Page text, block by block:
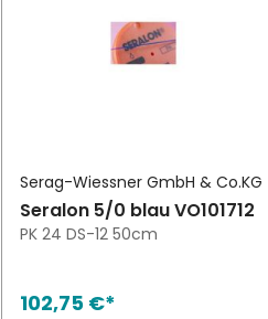
Serag-Wiessner GmbH & Co.KG
Seralon 5/0 blau VO101712
PK 24 DS-12 50cm
102,75 €*